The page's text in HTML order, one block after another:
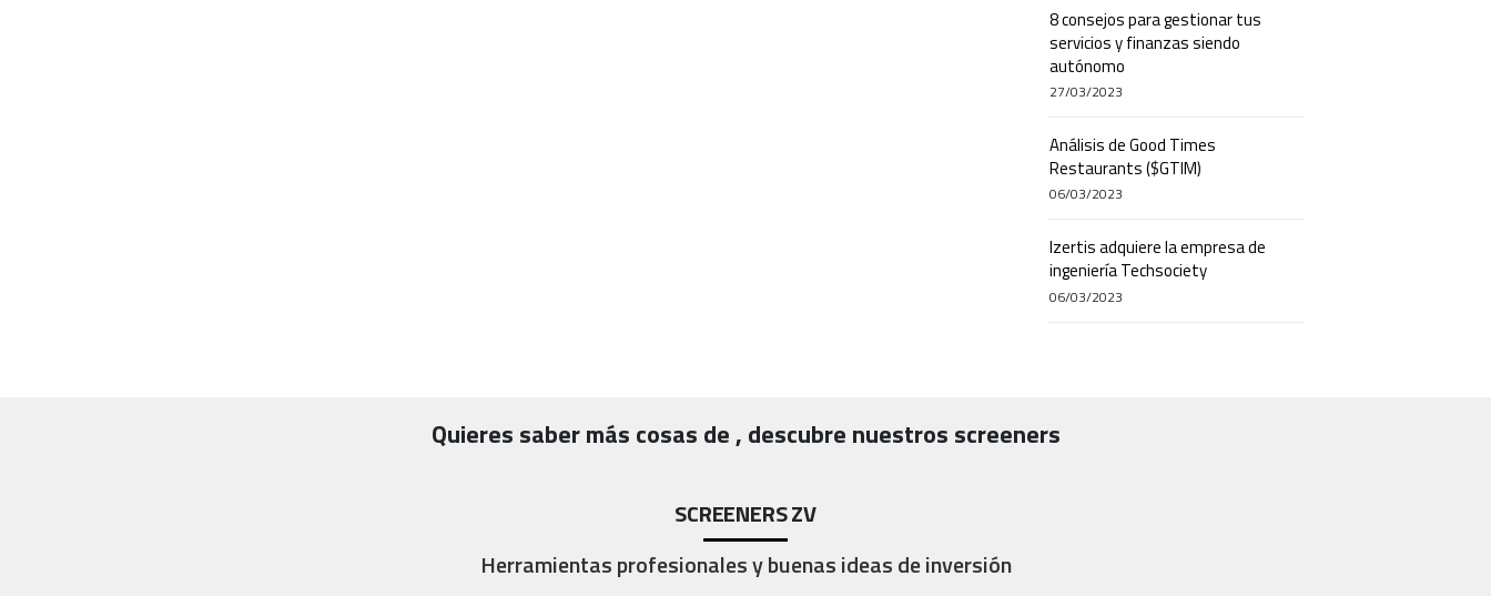
8 consejos para gestionar tus
servicios y finanzas siendo
autónomo
27/03/2023
Análisis de Good Times
Restaurants ($GTIM)
06/03/2023
Izertis adquiere la empresa de
ingeniería Techsociety
06/03/2023
Quieres saber más cosas de , descubre nuestros screeners
SCREENERS ZV
Herramientas profesionales y buenas ideas de inversión